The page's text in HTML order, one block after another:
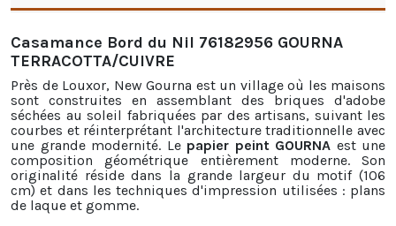
Casamance Bord du Nil 76182956 GOURNA
TERRACOTTA/CUIVRE
Près de Louxor, New Gourna est un village où les maisons
sont construites en assemblant des briques d'adobe
séchées au soleil fabriquées par des artisans, suivant les
courbes et réinterprétant l'architecture traditionnelle avec
une grande modernité. Le papier peint GOURNA est une
composition géométrique entièrement moderne. Son
originalité réside dans la grande largeur du motif (106
cm) et dans les techniques d'impression utilisées : plans
de laque et gomme.